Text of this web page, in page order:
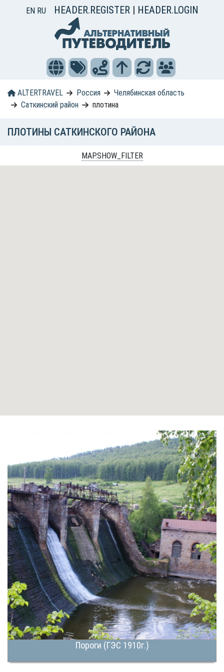
EN RU HEADER.REGISTER | HEADER.LOGIN
ALTERTRAVEL Россия
Челябинская область
Саткинский район
плотина
ПЛОТИНЫ САТКИНСКОГО РАЙОНА
MAP.SHOW_FILTER
Пороги (ГЭС 1910г.)